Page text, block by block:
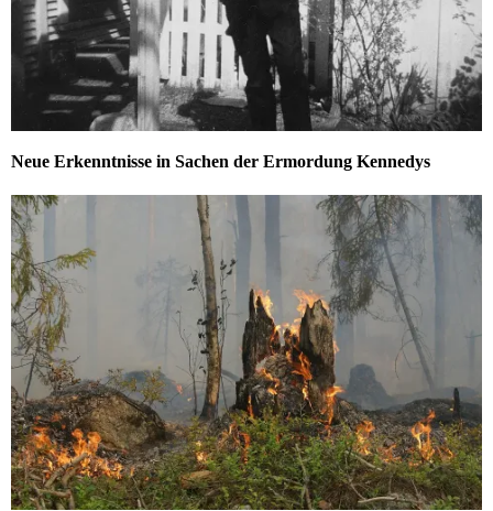
Neue Erkenntnisse in Sachen der Ermordung Kennedys